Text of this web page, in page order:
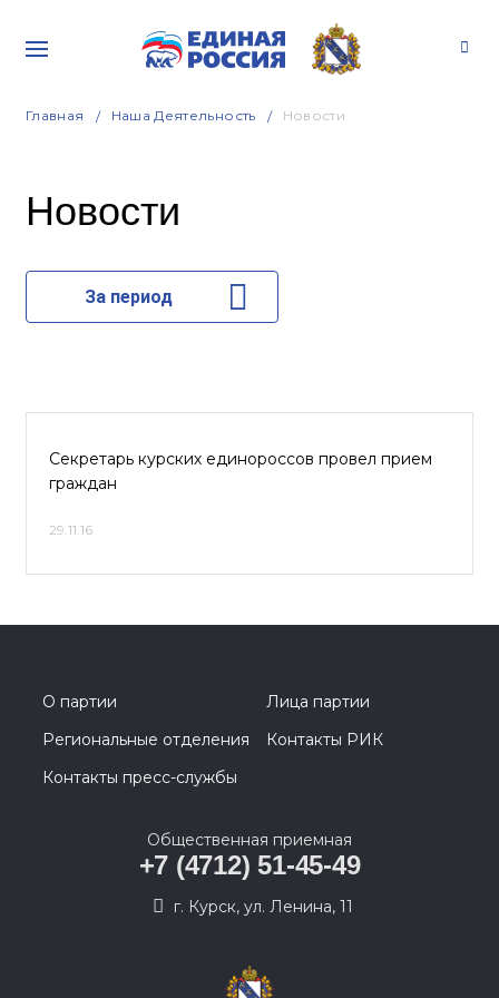
Главная Наша Деятельность Новости
Новости
За период
Секретарь курских единороссов провел прием
граждан
29.11.16
О партии
Лица партии
Региональные отделения
Контакты РИК
Контакты пресс-службы
Общественная приемная
+7 (4712) 51-45-49
г. Курск, ул. Ленина, 11